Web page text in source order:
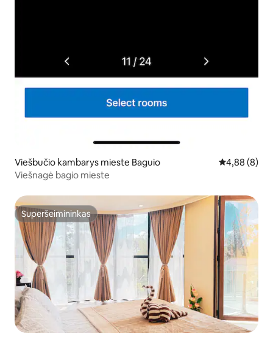
Viešbučio kambarys mieste Baguio Vidutinis
4,88 (8)
Viešnagė bagio mieste
Superšeimininkas
Superšeimininkas